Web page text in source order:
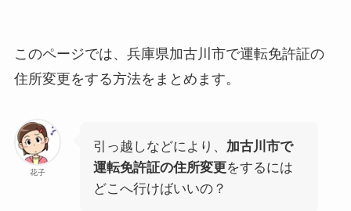
このページでは、兵庫県加古川市で運転免許証の
住所変更をする方法をまとめます。
花子
引っ越しなどにより、 加古川市で
運転免許証の住所変更をするには
どこへ行けばいいの？